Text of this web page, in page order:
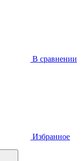
В сравнении
Избранное